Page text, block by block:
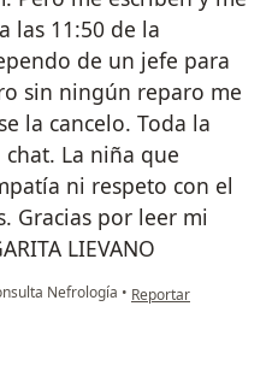
las 11:50 de la
de un jefe para
sin ningún reparo me
la cancelo. Toda la
La niña que
ni respeto con el
Gracias por leer mi
LIEVANO
Nefrología • en opinión del
Reportar